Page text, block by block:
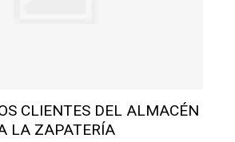
CLIENTES DEL ALMACÉN
LA ZAPATERÍA